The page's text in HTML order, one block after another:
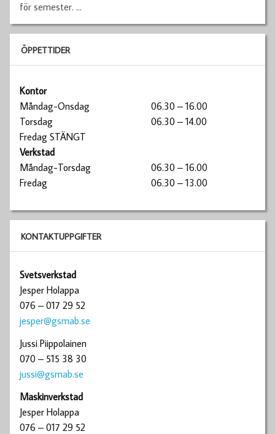
för semester. …
ÖPPETTIDER
Kontor
Måndag-Onsdag
06.30 – 16.00
Torsdag
06.30 – 14.00
Fredag STÄNGT
Verkstad
Måndag-Torsdag
06.30 – 16.00
Fredag
06.30 – 13.00
KONTAKTUPPGIFTER
Svetsverkstad
Jesper Holappa
076 – 017 29 52
jesper@gsmab.se
Jussi Piippolainen
070 – 515 38 30
jussi@gsmab.se
Maskinverkstad
Jesper Holappa
076 – 017 29 52